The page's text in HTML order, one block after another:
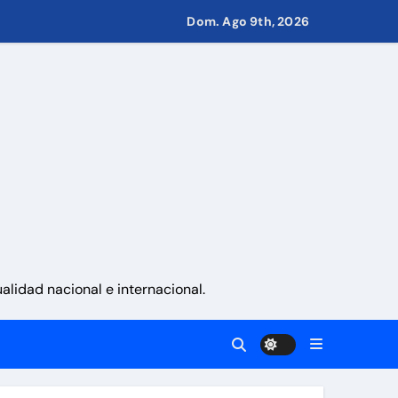
retirar las restricciones
Dom. Ago 9th, 2026
nacional e internacional.